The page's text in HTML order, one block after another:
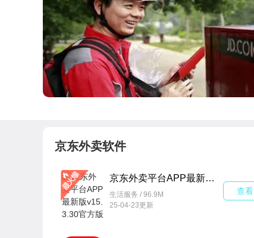
京东外卖软件
京东外卖平台APP最新版v15.3.30官方版
生活服务 / 96.9M
25-04-23更新
查看